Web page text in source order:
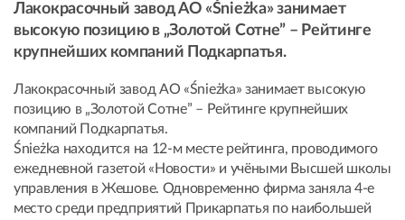
Лакокрасочный завод АО «Śnieżka» занимает
высокую позицию в „Золотой Сотне” – Рейтинге
крупнейших компаний Подкарпатья.
Лакокрасочный завод АО «Śnieżka» занимает высокую
позицию в „Золотой Сотне” – Рейтинге крупнейших
компаний Подкарпатья.
Śnieżka находится на 12-м месте рейтинга, проводимого
ежедневной газетой «Новости» и учёными Высшей школы
управления в Жешове. Одновременно фирма заняла 4-е
место среди предприятий Прикарпатья по наибольшей